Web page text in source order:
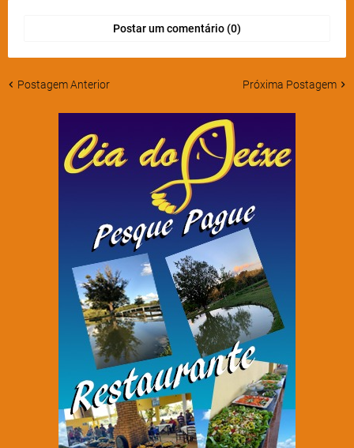
Postar um comentário (0)
Postagem Anterior Próxima Postagem